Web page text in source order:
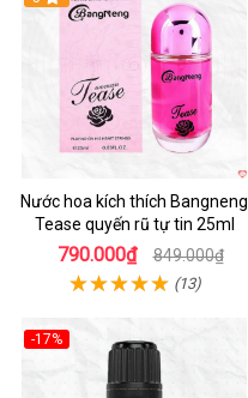
Nước hoa kích thích Bangneng
Tease quyến rũ tự tin 25ml
790.000₫ 849.000₫
(13)
-17%